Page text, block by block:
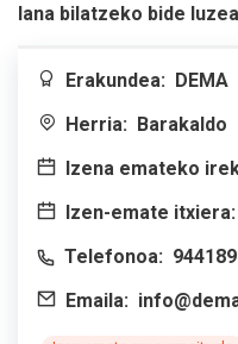
lana bilatzeko bide
Erakundea: DEMA
Herria: Barakaldo
Izena emateko
Izen-emate itxiera:
Telefonoa:
Emaila: